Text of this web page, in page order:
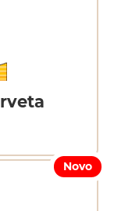
Novo